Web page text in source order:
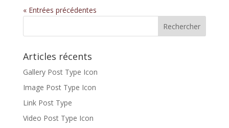
« Entrées précédentes
Articles récents
Gallery Post Type Icon
Image Post Type Icon
Link Post Type
Video Post Type Icon